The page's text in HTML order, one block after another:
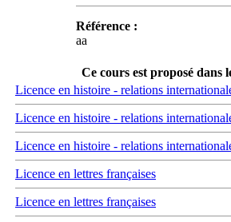
Référence :
aa
Ce cours est proposé dans
Licence en histoire - relations
Licence en histoire - relations
Licence en histoire - relations
Licence en lettres françaises
Licence en lettres françaises